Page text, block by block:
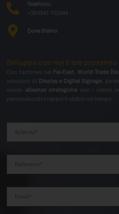
Telefono:
+39 0541 753344
Dove Siamo
Con factories nel Far-East, World Trade
soluzioni di Display e Digital Signage,
solide alleanze strategichecon i clienti in
personalizzati e rapporti stabili nel tempo.
Sviluppa con noi il tuo